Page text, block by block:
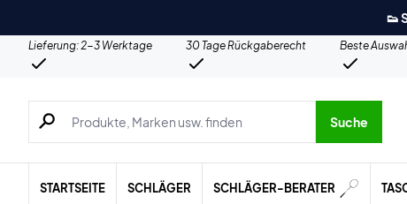
👟
Lieferung: 2-3 Werktage 30 Tage Rückgaberecht
Beste
Suche nach Produkten, Marken usw.
Suche
STARTSEITE SCHLÄGER SCHLÄGER-BERATER